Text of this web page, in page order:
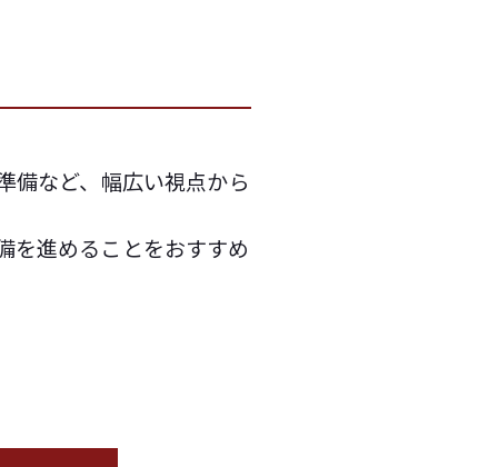
備など、幅広い視点から
を進めることをおすすめ